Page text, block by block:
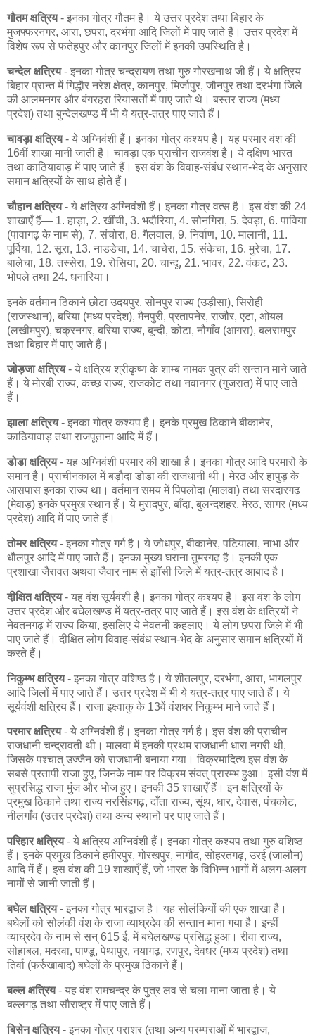
गौतम क्षत्रिय- इनका गोत्र गौतम है। ये उत्तर प्रदेश तथा बिहार के
मुजफ्फरनगर, आरा, छपरा, दरभंगा आदि जिलों में पाए जाते हैं। उत्तर प्रदेश में
विशेष रूप से फतेहपुर और कानपुर जिलों में इनकी उपस्थिति है।
चन्देल क्षत्रिय- इनका गोत्र चन्द्रायण तथा गुरु गोरखनाथ जी हैं। ये क्षत्रिय
बिहार प्रान्त में गिद्धौर नरेश क्षेत्र, कानपुर, मिर्जापुर, जौनपुर तथा दरभंगा जिले
की आलमनगर और बंगरहरा रियासतों में पाए जाते थे। बस्तर राज्य (मध्य
प्रदेश) तथा बुन्देलखण्ड में भी ये यत्र-तत्र पाए जाते हैं।
चावड़ा क्षत्रिय- ये अग्निवंशी हैं। इनका गोत्र कश्यप है। यह परमार वंश की
16वीं शाखा मानी जाती है। चावड़ा एक प्राचीन राजवंश है। ये दक्षिण भारत
तथा काठियावाड़ में पाए जाते हैं। इस वंश के विवाह-संबंध स्थान-भेद के अनुसार
समान क्षत्रियों के साथ होते हैं।
चौहान क्षत्रिय- ये क्षत्रिय अग्निवंशी हैं। इनका गोत्र वत्स है। इस वंश की 24
शाखाएँ हैं— 1. हाड़ा, 2. खींची, 3. भदौरिया, 4. सोनगिरा, 5. देवड़ा, 6. पाविया
(पावागढ़ के नाम से), 7. संचोरा, 8. गैलवाल, 9. निर्वाण, 10. मालानी, 11.
पूर्विया, 12. सूरा, 13. नाडडेचा, 14. चाचेरा, 15. संकेचा, 16. मुरेचा, 17.
बालेचा, 18. तस्सेरा, 19. रोसिया, 20. चान्दू, 21. भावर, 22. वंकट, 23.
भोपले तथा 24. धनारिया।
इनके वर्तमान ठिकाने छोटा उदयपुर, सोनपुर राज्य (उड़ीसा), सिरोही
(राजस्थान), बरिया (मध्य प्रदेश), मैनपुरी, प्रतापनेर, राजौर, एटा, ओयल
(लखीमपुर), चक्रनगर, बरिया राज्य, बून्दी, कोटा, नौगाँव (आगरा), बलरामपुर
तथा बिहार में पाए जाते हैं।
जोड़जा क्षत्रिय- ये क्षत्रिय श्रीकृष्ण के शाम्ब नामक पुत्र की सन्तान माने जाते
हैं। ये मोरबी राज्य, कच्छ राज्य, राजकोट तथा नवानगर (गुजरात) में पाए जाते
हैं।
झाला क्षत्रिय- इनका गोत्र कश्यप है। इनके प्रमुख ठिकाने बीकानेर,
काठियावाड़ तथा राजपूताना आदि में हैं।
डोडा क्षत्रिय- यह अग्निवंशी परमार की शाखा है। इनका गोत्र आदि परमारों के
समान है। प्राचीनकाल में बड़ौदा डोडा की राजधानी थी। मेरठ और हापुड़ के
आसपास इनका राज्य था। वर्तमान समय में पिपलोदा (मालवा) तथा सरदारगढ़
(मेवाड़) इनके प्रमुख स्थान हैं। ये मुरादपुर, बाँदा, बुलन्दशहर, मेरठ, सागर (मध्य
प्रदेश) आदि में पाए जाते हैं।
तोमर क्षत्रिय- इनका गोत्र गर्ग है। ये जोधपुर, बीकानेर, पटियाला, नाभा और
धौलपुर आदि में पाए जाते हैं। इनका मुख्य घराना तुमरगढ़ है। इनकी एक
प्रशाखा जैरावत अथवा जैवार नाम से झाँसी जिले में यत्र-तत्र आबाद है।
दीक्षित क्षत्रिय- यह वंश सूर्यवंशी है। इनका गोत्र कश्यप है। इस वंश के लोग
उत्तर प्रदेश और बघेलखण्ड में यत्र-तत्र पाए जाते हैं। इस वंश के क्षत्रियों ने
नेवतनगढ़ में राज्य किया, इसलिए ये नेवतनी कहलाए। ये लोग छपरा जिले में भी
पाए जाते हैं। दीक्षित लोग विवाह-संबंध स्थान-भेद के अनुसार समान क्षत्रियों में
करते हैं।
निकुम्भ क्षत्रिय- इनका गोत्र वशिष्ठ है। ये शीतलपुर, दरभंगा, आरा, भागलपुर
आदि जिलों में पाए जाते हैं। उत्तर प्रदेश में भी ये यत्र-तत्र पाए जाते हैं। ये
सूर्यवंशी क्षत्रिय हैं। राजा इक्ष्वाकु के 13वें वंशधर निकुम्भ माने जाते हैं।
परमार क्षत्रिय- ये अग्निवंशी हैं। इनका गोत्र गर्ग है। इस वंश की प्राचीन
राजधानी चन्द्रावती थी। मालवा में इनकी प्रथम राजधानी धारा नगरी थी,
जिसके पश्चात् उज्जैन को राजधानी बनाया गया। विक्रमादित्य इस वंश के
सबसे प्रतापी राजा हुए, जिनके नाम पर विक्रम संवत् प्रारम्भ हुआ। इसी वंश में
सुप्रसिद्ध राजा मुंज और भोज हुए। इनकी 35 शाखाएँ हैं। इन क्षत्रियों के
प्रमुख ठिकाने तथा राज्य नरसिंहगढ़, दाँता राज्य, सूंथ, धार, देवास, पंचकोट,
नीलगाँव (उत्तर प्रदेश) तथा अन्य स्थानों पर पाए जाते हैं।
परिहार क्षत्रिय- ये क्षत्रिय अग्निवंशी हैं। इनका गोत्र कश्यप तथा गुरु वशिष्ठ
हैं। इनके प्रमुख ठिकाने हमीरपुर, गोरखपुर, नागौद, सोहरतगढ़, उरई (जालौन)
आदि में हैं। इस वंश की 19 शाखाएँ हैं, जो भारत के विभिन्न भागों में अलग-अलग
नामों से जानी जाती हैं।
बघेल क्षत्रिय- इनका गोत्र भारद्वाज है। यह सोलंकियों की एक शाखा है।
बघेलों को सोलंकी वंश के राजा व्याघ्रदेव की सन्तान माना गया है। इन्हीं
व्याघ्रदेव के नाम से सन् 615 ई. में बघेलखण्ड प्रसिद्ध हुआ। रीवा राज्य,
सोहाबल, मदरवा, पाण्डू, पेथापुर, नयागढ़, रणपुर, देवधर (मध्य प्रदेश) तथा
तिर्वा (फर्रुखाबाद) बघेलों के प्रमुख ठिकाने हैं।
बल्ल क्षत्रिय- यह वंश रामचन्द्र के पुत्र लव से चला माना जाता है। ये
बल्लगढ़ तथा सौराष्ट्र में पाए जाते हैं।
बिसेन क्षत्रिय- इनका गोत्र पराशर (तथा अन्य परम्पराओं में भारद्वाज,